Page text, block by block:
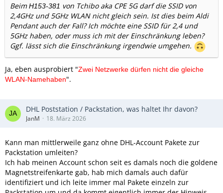
BeimH153-381 von Tchibo aka CPE 5G darf die SSID von
2,4GHz und 5GHz WLAN nicht gleich sein. Ist dies beim Aldi
Pendant auch der Fall? Ich möchte eine SSID für 2,4 und
5GHz haben, oder muss ich mit der Einschränkung leben?
Ggf. lässt sich die Einschränkung irgendwie umgehen.
Ja, eben ausprobiert "Zwei Netzwerke dürfen nicht die gleiche
WLAN-Namehaben".
DHL Poststation / Packstation, was haltet Ihr davon?
JanM 18. März 2026
Kann man mittlerweile ganz ohne DHL-Account Pakete zur
Packstation umleiten?
Ich hab meinen Account schon seit es damals noch die goldene
Magnetstreifenkarte gab, hab mich damals auch dafür
identifiziert und ich leite immer mal Pakete einzeln zur